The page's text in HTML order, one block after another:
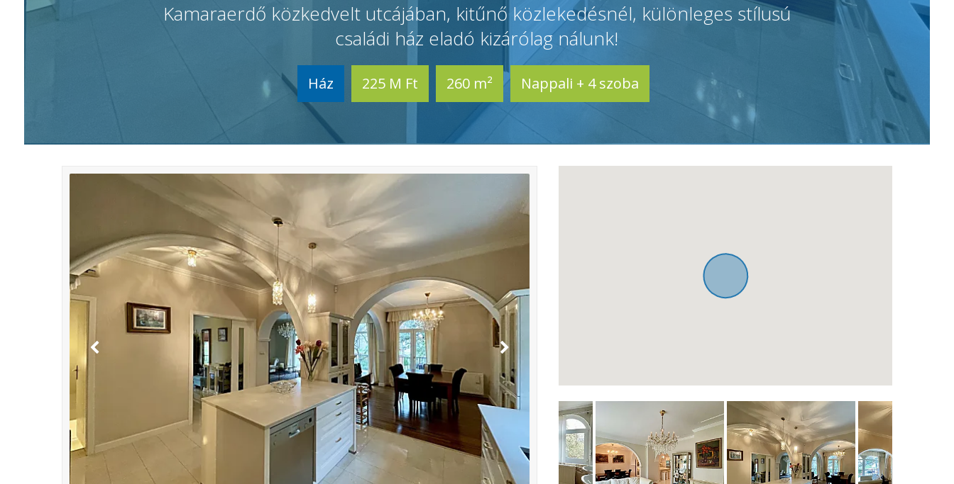
Kamaraerdő közkedvelt utcájában, kitűnő közlekedésnél, különleges stílusú
családi ház eladó kizárólag nálunk!
Ház 225 M Ft 260 m² Nappali + 4 szoba